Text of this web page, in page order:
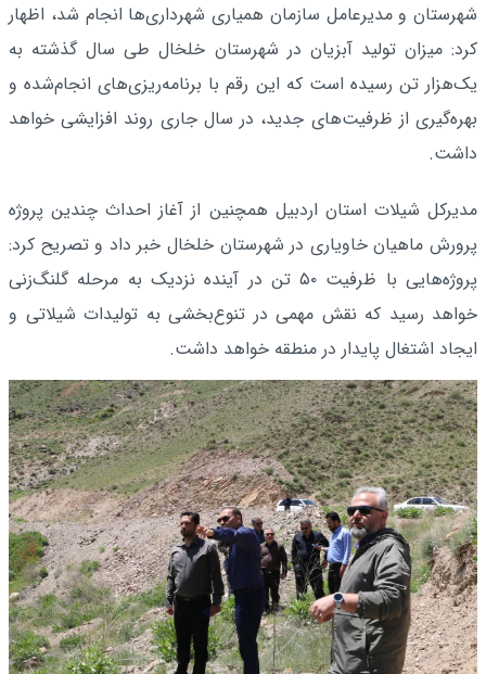
شهرستان و مدیرعامل سازمان همیاری شهرداری‌ها انجام شد، اظهار
کرد: میزان تولید آبزیان در شهرستان خلخال طی سال گذشته به
یک‌هزار تن رسیده است که این رقم با برنامه‌ریزی‌های انجام‌شده و
بهره‌گیری از ظرفیت‌های جدید، در سال جاری روند افزایشی خواهد
داشت.
مدیرکل شیلات استان اردبیل همچنین از آغاز احداث چندین پروژه
پرورش ماهیان خاویاری در شهرستان خلخال خبر داد و تصریح کرد:
پروژه‌هایی با ظرفیت ۵۰ تن در آینده نزدیک به مرحله گلنگ‌زنی
خواهد رسید که نقش مهمی در تنوع‌بخشی به تولیدات شیلاتی و
ایجاد اشتغال پایدار در منطقه خواهد داشت.